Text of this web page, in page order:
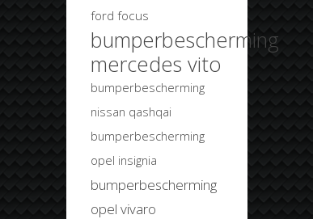
ford focus
bumperbescherming
mercedes vito
bumperbescherming
nissan qashqai
bumperbescherming
opel insignia
bumperbescherming
opel vivaro